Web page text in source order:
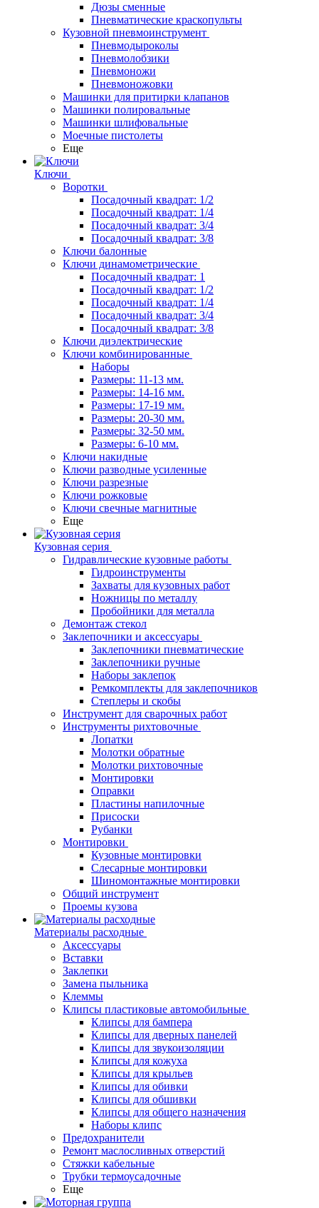
Дюзы сменные
Пневматические краскопульты
Кузовной пневмоинструмент
Пневмодыроколы
Пневмолобзики
Пневмоножи
Пневмоножовки
Машинки для притирки клапанов
Машинки полировальные
Машинки шлифовальные
Моечные пистолеты
Еще
Ключи
Воротки
Посадочный квадрат: 1/2
Посадочный квадрат: 1/4
Посадочный квадрат: 3/4
Посадочный квадрат: 3/8
Ключи балонные
Ключи динамометрические
Посадочный квадрат: 1
Посадочный квадрат: 1/2
Посадочный квадрат: 1/4
Посадочный квадрат: 3/4
Посадочный квадрат: 3/8
Ключи диэлектрические
Ключи комбинированные
Наборы
Размеры: 11-13 мм.
Размеры: 14-16 мм.
Размеры: 17-19 мм.
Размеры: 20-30 мм.
Размеры: 32-50 мм.
Размеры: 6-10 мм.
Ключи накидные
Ключи разводные усиленные
Ключи разрезные
Ключи рожковые
Ключи свечные магнитные
Еще
Кузовная серия
Гидравлические кузовные работы
Гидроинструменты
Захваты для кузовных работ
Ножницы по металлу
Пробойники для металла
Демонтаж стекол
Заклепочники и аксессуары
Заклепочники пневматические
Заклепочники ручные
Наборы заклепок
Ремкомплекты для заклепочников
Степлеры и скобы
Инструмент для сварочных работ
Инструменты рихтовочные
Лопатки
Молотки обратные
Молотки рихтовочные
Монтировки
Оправки
Пластины напилочные
Присоски
Рубанки
Монтировки
Кузовные монтировки
Слесарные монтировки
Шиномонтажные монтировки
Общий инструмент
Проемы кузова
Материалы расходные
Аксессуары
Вставки
Заклепки
Замена пыльника
Клеммы
Клипсы пластиковые автомобильные
Клипсы для бампера
Клипсы для дверных панелей
Клипсы для звукоизоляции
Клипсы для кожуха
Клипсы для крыльев
Клипсы для обивки
Клипсы для обшивки
Клипсы для общего назначения
Наборы клипс
Предохранители
Ремонт маслосливных отверстий
Стяжки кабельные
Трубки термоусадочные
Еще